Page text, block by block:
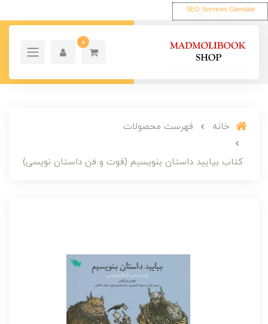
SEO Services Glendale
0
خانه فهرست محصولات
کتاب بیایید داستان بنویسیم (فوت و فن داستان نویسی)